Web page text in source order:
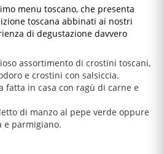
menu toscano, che presenta
toscana abbinati ai nostri
di degustazione davvero
assortimento di crostini toscani,
e crostini con salsiccia.
fatta in casa con ragù di carne e
di manzo al pepe verde oppure
e parmigiano.